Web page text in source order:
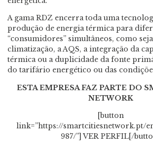
A gama RDZ encerra toda uma
produção de energia térmica para
“consumidores” simultâneos, como
climatização, a AQS, a integração da
térmica ou a duplicidade da fonte
do tarifário energético ou das
ESTA EMPRESA FAZ PARTE DO
NETWORK
[button
link=”https://smartcitiesnetwork.pt/
987/”] VER PERFIL[/